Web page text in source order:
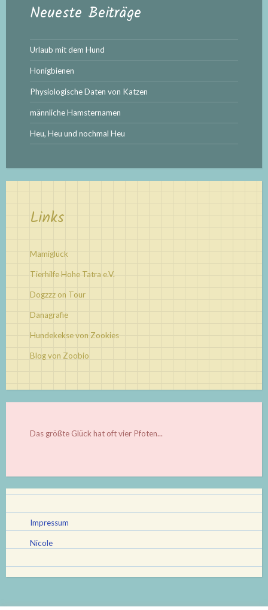
Neueste Beiträge
Urlaub mit dem Hund
Honigbienen
Physiologische Daten von Katzen
männliche Hamsternamen
Heu, Heu und nochmal Heu
Links
Mamiglück
Tierhilfe Hohe Tatra e.V.
Dogzzz on Tour
Danagrafie
Hundekekse von Zookies
Blog von Zoobio
Das größte Glück hat oft vier Pfoten...
Impressum
Nicole